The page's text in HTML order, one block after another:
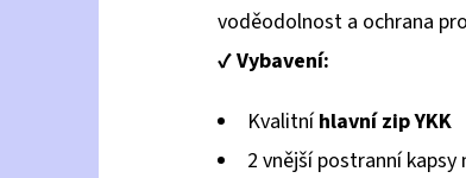
voděodolnost a ochrana
✔️Vybavení:
Kvalitníhlavní zip YKK
2 vnější postranní kapsy